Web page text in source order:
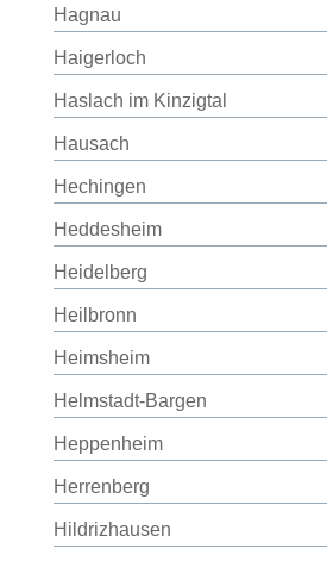
Hagnau
Haigerloch
Haslach im Kinzigtal
Hausach
Hechingen
Heddesheim
Heidelberg
Heilbronn
Heimsheim
Helmstadt-Bargen
Heppenheim
Herrenberg
Hildrizhausen